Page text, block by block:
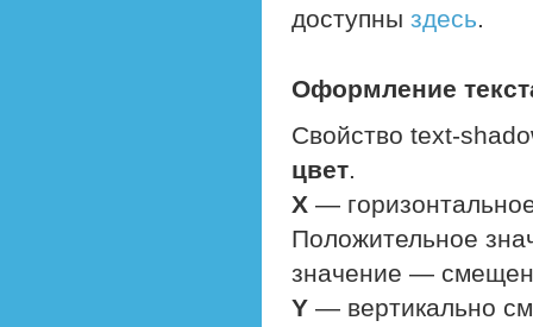
доступны здесь.
Оформление
Свойство text-
цвет.
X —
Положительное
значение —
Y — вертикально